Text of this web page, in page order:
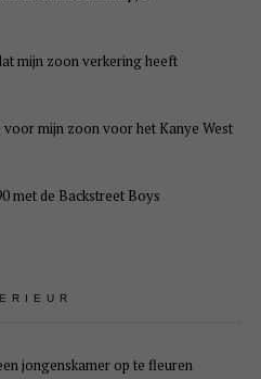
mijn zoon verkering heeft
voor mijn zoon voor het Kanye West
met de Backstreet Boys
jongenskamer op te fleuren